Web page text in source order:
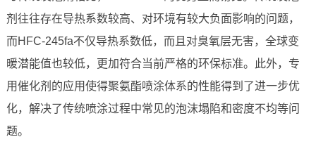
剂往往存在导热系数较高、对环境有较大负面影响的问题，
而HFC-245fa不仅导热系数低，而且对臭氧层无害，全球变
暖潜能值也较低，更加符合当前严格的环保标准。此外，专
用催化剂的应用使得聚氨酯喷涂体系的性能得到了进一步优
化，解决了传统喷涂过程中常见的泡沫塌陷和密度不均等问
题。